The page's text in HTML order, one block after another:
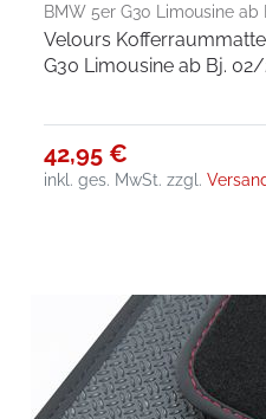
BMW 5er G30 Limousine ab
Velours
G30 Limousine ab Bj.
42,95 €
inkl. ges. MwSt. zzgl.